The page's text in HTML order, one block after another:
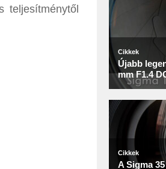
teljesítménytől